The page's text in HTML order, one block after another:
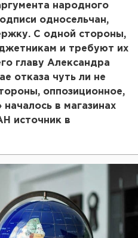
народного
односельчан,
С одной стороны,
и требуют их
главу Александра
отказа чуть ли не
оппозиционное,
в магазинах
источник в